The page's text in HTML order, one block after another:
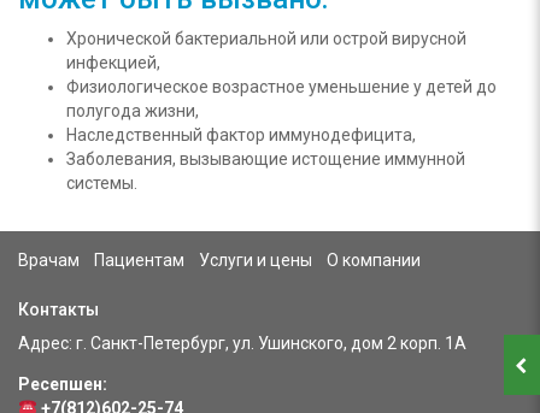
Хронической бактериальной или острой вирусной
инфекцией,
Физиологическое возрастное уменьшение у детей до
полугода жизни,
Наследственный фактор иммунодефицита,
Заболевания, вызывающие истощение иммунной
системы.
Врачам Пациентам Услуги и цены О компании
Контакты
Адрес: г. Санкт-Петербург, ул. Ушинского, дом 2 корп. 1А
Ресепшен:
+7(812)602-25-74